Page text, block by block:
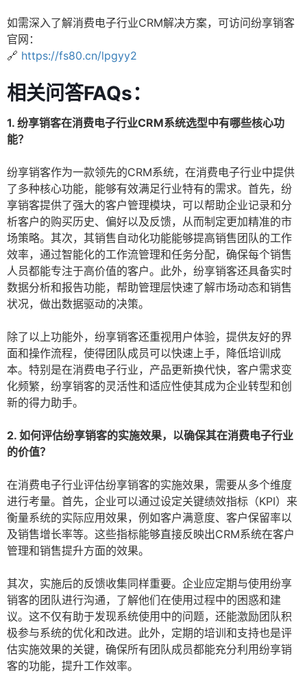
如需深入了解消费电子行业CRM解决方案，可访问纷享销客
官网：
🔗 https://fs80.cn/lpgyy2
相关问答FAQs：
1. 纷享销客在消费电子行业CRM系统选型中有哪些核心功
能？
纷享销客作为一款领先的CRM系统，在消费电子行业中提供
了多种核心功能，能够有效满足行业特有的需求。首先，纷
享销客提供了强大的客户管理模块，可以帮助企业记录和分
析客户的购买历史、偏好以及反馈，从而制定更加精准的市
场策略。其次，其销售自动化功能能够提高销售团队的工作
效率，通过智能化的工作流管理和任务分配，确保每个销售
人员都能专注于高价值的客户。此外，纷享销客还具备实时
数据分析和报告功能，帮助管理层快速了解市场动态和销售
状况，做出数据驱动的决策。
除了以上功能外，纷享销客还重视用户体验，提供友好的界
面和操作流程，使得团队成员可以快速上手，降低培训成
本。特别是在消费电子行业，产品更新换代快，客户需求变
化频繁，纷享销客的灵活性和适应性使其成为企业转型和创
新的得力助手。
2. 如何评估纷享销客的实施效果，以确保其在消费电子行业
的价值？
在消费电子行业评估纷享销客的实施效果，需要从多个维度
进行考量。首先，企业可以通过设定关键绩效指标（KPI）来
衡量系统的实际应用效果，例如客户满意度、客户保留率以
及销售增长率等。这些指标能够直接反映出CRM系统在客户
管理和销售提升方面的效果。
其次，实施后的反馈收集同样重要。企业应定期与使用纷享
销客的团队进行沟通，了解他们在使用过程中的困惑和建
议。这不仅有助于发现系统使用中的问题，还能激励团队积
极参与系统的优化和改进。此外，定期的培训和支持也是评
估实施效果的关键，确保所有团队成员都能充分利用纷享销
客的功能，提升工作效率。